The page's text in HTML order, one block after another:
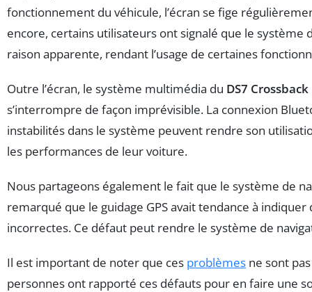
fonctionnement du véhicule, l’écran se fige
encore, certains utilisateurs ont signalé que le système
raison apparente, rendant l’usage de certaines
Outre l’écran, le système multimédia du DS7 Crossback
s’interrompre de façon imprévisible. La connexion
instabilités dans le système peuvent rendre son
les performances de leur voiture.
Nous partageons également le fait que le système de
remarqué que le guidage GPS avait tendance à
incorrectes. Ce défaut peut rendre le système de
Il est important de noter que ces problèmes ne sont
personnes ont rapporté ces défauts pour en faire une